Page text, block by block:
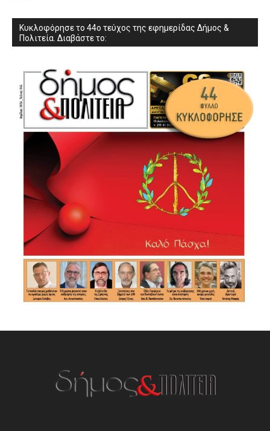
Κυκλοφόρησε το 44ο τεύχος της εφημερίδας Δήμος &
Πολιτεία. Διαβάστε το: